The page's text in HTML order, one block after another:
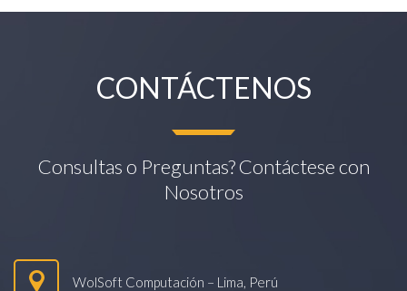
CONTÁCTENOS
Consultas o Preguntas? Contáctese con
Nosotros
WolSoft Computación – Lima, Perú